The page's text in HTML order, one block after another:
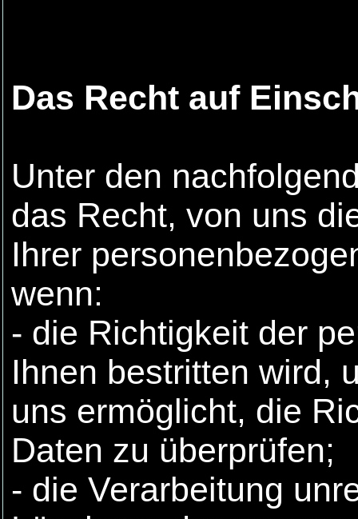
Das Recht auf
Unter den
das Recht, von uns
Ihrer
wenn:
- die Richtigkeit der
Ihnen bestritten wird,
uns ermöglicht, die
Daten zu überprüfen;
- die Verarbeitung